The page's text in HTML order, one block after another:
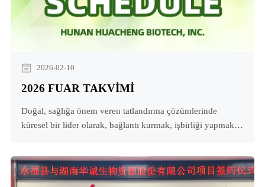
2026-02-10
2026 FUAR TAKVİMİ
Doğal, sağlığa önem veren tatlandırma çözümlerinde
küresel bir lider olarak, bağlantı kurmak, işbirliği yapmak
olduğunu keşfedin: Doğal, sağlığa yönelik tatlandırıcı
çözümlerinde küresel bir lider olarak, bağlantı kurmak,